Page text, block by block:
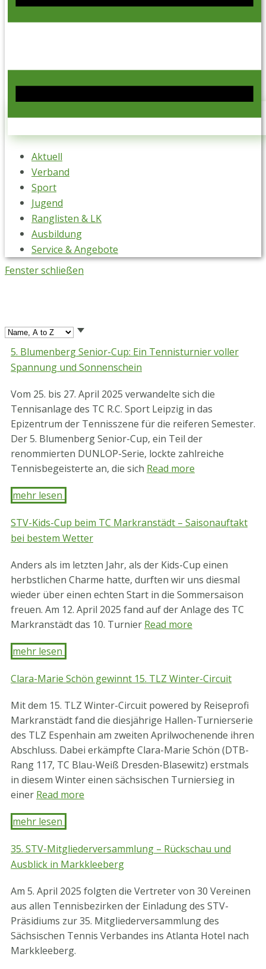
Aktuell
Verband
Sport
Jugend
Ranglisten & LK
Ausbildung
Service & Angebote
Fenster schließen
5. Blumenberg Senior-Cup: Ein Tennisturnier voller
Spannung und Sonnenschein
Vom 25. bis 27. April 2025 verwandelte sich die
Tennisanlage des TC R.C. Sport Leipzig in das
Epizentrum der Tennisszene für die reiferen Semester.
Der 5. Blumenberg Senior-Cup, ein Teil der
renommierten DUNLOP-Serie, lockte zahlreiche
Tennisbegeisterte an, die sich Read more
mehr lesen ​
STV-Kids-Cup beim TC Markranstädt – Saisonauftakt
bei bestem Wetter
Anders als im letzten Jahr, als der Kids-Cup einen
herbstlichen Charme hatte, durften wir uns diesmal
wieder über einen echten Start in die Sommersaison
freuen. Am 12. April 2025 fand auf der Anlage des TC
Markranstädt das 10. Turnier Read more
mehr lesen ​
Clara-Marie Schön gewinnt 15. TLZ Winter-Circuit
Mit dem 15. TLZ Winter-Circuit powered by Reiseprofi
Markranstädt fand die diesjährige Hallen-Turnierserie
des TLZ Espenhain am zweiten Aprilwochenende ihren
Abschluss. Dabei erkämpfte Clara-Marie Schön (DTB-
Rang 117, TC Blau-Weiß Dresden-Blasewitz) erstmals
in diesem Winter einen sächsischen Turniersieg in
einer Read more
mehr lesen ​
35. STV-Mitgliederversammlung – Rückschau und
Ausblick in Markkleeberg
Am 5. April 2025 folgten die Vertreter von 30 Vereinen
aus allen Tennisbezirken der Einladung des STV-
Präsidiums zur 35. Mitgliederversammlung des
Sächsischen Tennis Verbandes ins Atlanta Hotel nach
Markkleeberg.